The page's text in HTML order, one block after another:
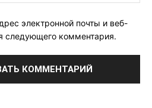
электронной почты и веб-
следующего комментария.